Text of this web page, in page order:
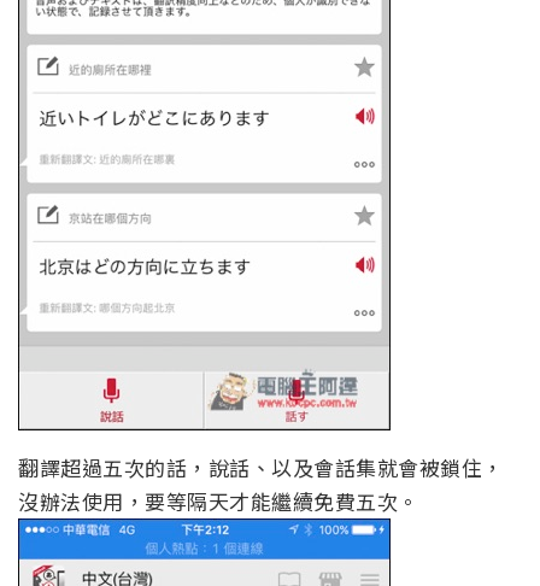
翻譯超過五次的話，說話、以及會話集就會被鎖住，
沒辦法使用，要等隔天才能繼續免費五次。